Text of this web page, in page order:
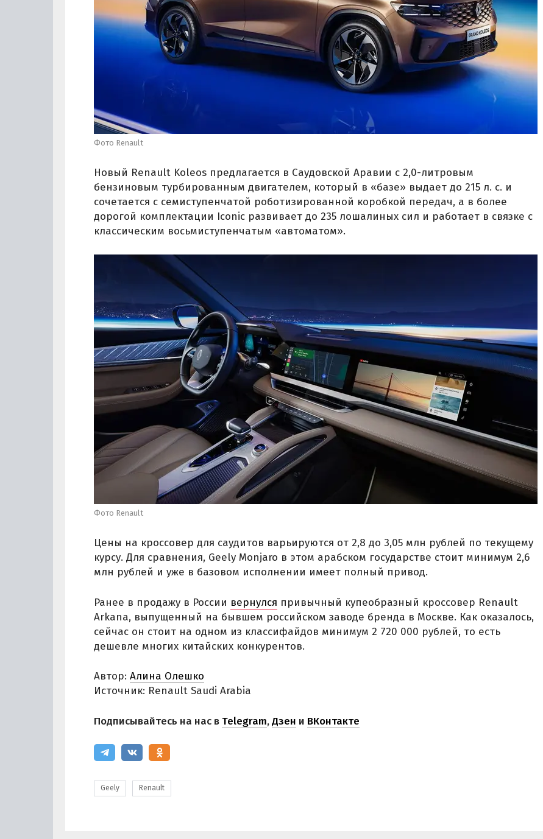
Фото Renault
Новый Renault Koleos предлагается в Саудовской Аравии с 2,0-литровым
бензиновым турбированным двигателем, который в «базе» выдает до 215 л. с. и
сочетается с семиступенчатой роботизированной коробкой передач, а в более
дорогой комплектации Iconic развивает до 235 лошалиных сил и работает в связке с
классическим восьмиступенчатым «автоматом».
Фото Renault
Цены на кроссовер для саудитов варьируются от 2,8 до 3,05 млн рублей по текущему
курсу. Для сравнения, Geely Monjaro в этом арабском государстве стоит минимум 2,6
млн рублей и уже в базовом исполнении имеет полный привод.
Ранее в продажу в России вернулся привычный купеобразный кроссовер Renault
Arkana, выпущенный на бывшем российском заводе бренда в Москве. Как оказалось,
сейчас он стоит на одном из классифайдов минимум 2 720 000 рублей, то есть
дешевле многих китайских конкурентов.
Автор: Алина Олешко
Источник: Renault Saudi Arabia
Подписывайтесь на нас в Telegram,Дзен и ВКонтакте
Geely Renault